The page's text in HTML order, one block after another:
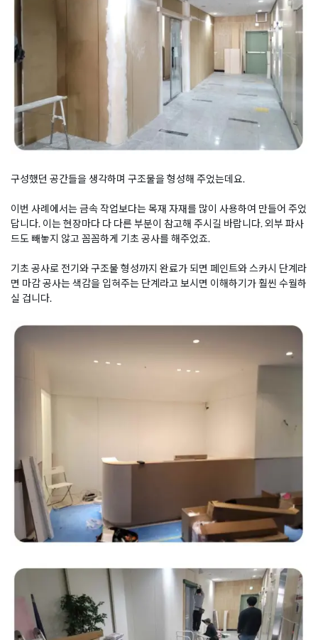
구성했던 공간들을 생각하며 구조물을 형성해 주었는데요.
이번 사례에서는 금속 작업보다는 목재 자재를 많이 사용하여 만들어 주었
답니다. 이는 현장마다 다 다른 부분이 참고해 주시길 바랍니다. 외부 파사
드도 빼놓지 않고 꼼꼼하게 기초 공사를 해주었죠.
기초 공사로 전기와 구조물 형성까지 완료가 되면 페인트와 스카시 단계라
면 마감 공사는 색감을 입혀주는 단계라고 보시면 이해하기가 훨씬 수월하
실 겁니다.